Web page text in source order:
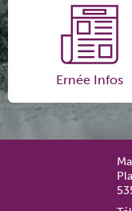
Ernée Infos